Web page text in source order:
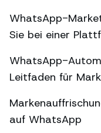
WhatsApp-
Sie bei einer
WhatsApp-
Leitfaden für
auf WhatsApp